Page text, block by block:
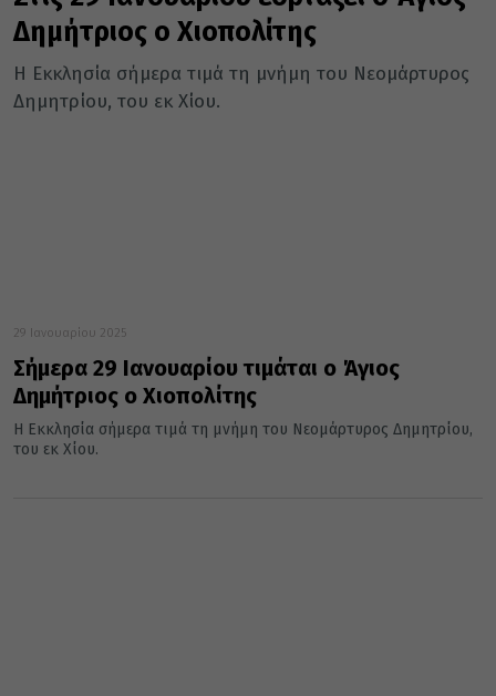
Δημήτριος ο Χιοπολίτης
Η Εκκλησία σήμερα τιμά τη μνήμη του Νεομάρτυρος
Δημητρίου, του εκ Χίου.
29 Ιανουαρίου 2025
Σήμερα 29 Ιανουαρίου τιμάται ο Άγιος
Δημήτριος ο Χιοπολίτης
Η Εκκλησία σήμερα τιμά τη μνήμη του Νεομάρτυρος Δημητρίου,
του εκ Χίου.